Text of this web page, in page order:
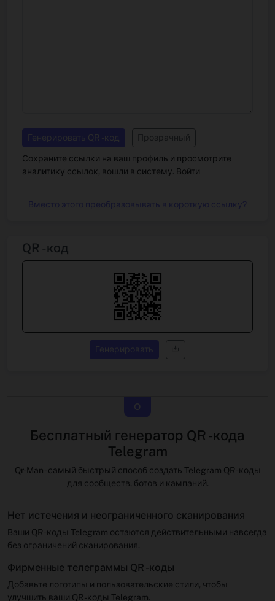
Генерировать QR -код Прозрачный
Сохраните ссылки на ваш профиль и просмотрите
аналитику ссылок, вошли в систему. Войти
Вместо этого преобразовывать в короткую ссылку?
QR -код
Генерировать
О
Бесплатный генератор QR -кода
Telegram
Qr-Man - самый быстрый способ создать Telegram QR -коды
для сообществ, ботов и кампаний.
Нет истечения и неограниченного сканирования
Ваши QR -коды Telegram остаются действительными навсегда
без ограничений сканирования.
Фирменные телеграммы QR -коды
Добавьте логотипы и пользовательские стили, чтобы
улучшить ваши QR -коды Telegram.